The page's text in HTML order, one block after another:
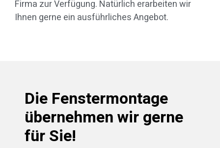
Firma zur Verfügung. Natürlich erarbeiten wir
Ihnen gerne ein ausführliches Angebot.
Die Fenstermontage
übernehmen wir gerne
für Sie!